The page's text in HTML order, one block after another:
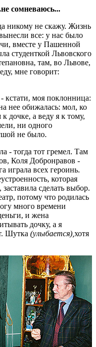
сомневаюсь...
никому не скажу. Жизнь
все: у нас было
вместе у Пашенной
студенткой Львовского
там, во Львове,
мне говорит:
моя поклонница:
нее обижалась: мол, ко
дочке, а веду я к тому,
ни одного
не было.
- тогда тот гремел. Там
Коля Добронравов -
играла всех героинь.
которая
сделать выбор.
потому что родилась
много времени
и жена
дочку, а я
Шутка (улыбается), хотя